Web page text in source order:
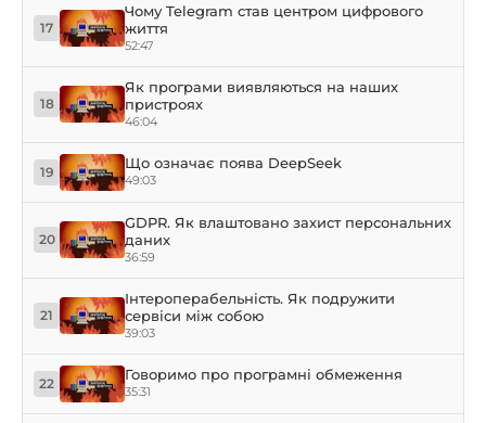
17
Чому Telegram став центром цифрового
життя
52:47
18
Як програми виявляються на наших
пристроях
46:04
19 Що означає поява DeepSeek
49:03
20
GDPR. Як влаштовано захист персональних
даних
36:59
21
Інтероперабельність. Як подружити
сервіси між собою
39:03
22 Говоримо про програмні обмеження
35:31